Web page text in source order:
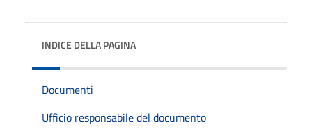
INDICE DELLA PAGINA
Documenti
Ufficio responsabile del documento